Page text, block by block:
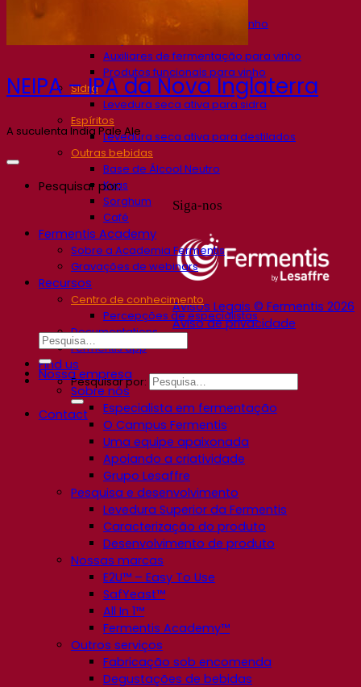
Levedura seca ativa para vinho
Enzymes
Auxiliares de fermentação para vinho
Produtos funcionais para vinho
Sidra
Levedura seca ativa para sidra
Espíritos
Levedura seca ativa para destilados
Outras bebidas
Base de Álcool Neutro
Kvas
Sorghum
Café
Fermentis Academy
Sobre a Academia Fermentis
Gravações de webinars
Recursos
Centro de conhecimento
Percepções de especialistas
Documentations
Fermentis app
Find us
Pesquisar por:
Contact
NEIPA – IPA da Nova Inglaterra
A suculenta India Pale Ale
Siga-nos
Avisos Legais © Fermentis 2026
Aviso de privacidade
Pesquisar por:
Nossa empresa
Sobre nós
Especialista em fermentação
O Campus Fermentis
Uma equipe apaixonada
Apoiando a criatividade
Grupo Lesaffre
Pesquisa e desenvolvimento
Levedura Superior da Fermentis
Caracterização do produto
Desenvolvimento de produto
Nossas marcas
E2U™ – Easy To Use
SafYeast™
All In 1™
Fermentis Academy™
Outros serviços
Fabricação sob encomenda
Degustações de bebidas